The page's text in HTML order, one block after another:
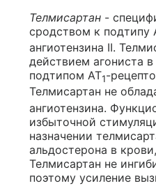
Телмисартан -
сродством к подтипу
ангиотензина II.
действием агониста
подтипом AT1-
Телмисартан не
ангиотензина.
избыточной
назначении
альдостерона в
Телмисартан не
поэтому усиление